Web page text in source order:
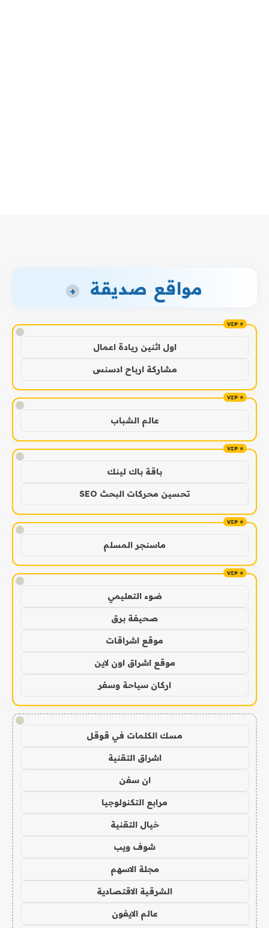
مواقع صديقة +
!
اول اثنين ريادة اعمال
مشاركة ارباح ادسنس
!
عالم الشباب
!
باقة باك لينك
تحسين محركات البحث SEO
!
ماسنجر المسلم
!
ضوء التعليمي
صحيفة برق
موقع اشراقات
موقع اشراق اون لاين
اركان سياحة وسفر
!
مسك الكلمات في قوقل
اشراق التقنية
ان سفن
مرابع التكنولوجيا
خيال التقنية
شوف ويب
مجلة الاسهم
الشرقية الاقتصادية
عالم الايفون